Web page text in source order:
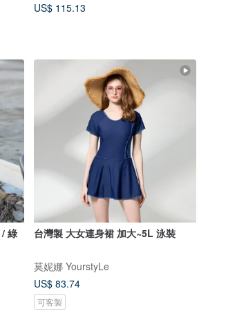
US$ 115.13
台灣製 大女連身裙 加大~5L 泳裝
莫妮娜 YourstyLe
US$ 83.74
可客製